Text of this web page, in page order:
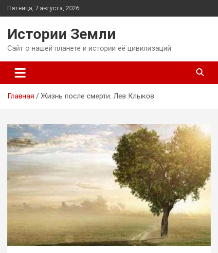
Перейти
к
Пятница, 7 августа, 2026
Истории Земли
Сайт о нашей планете и истории её цивилизаций
Главная Жизнь после смерти. Лев Клыков